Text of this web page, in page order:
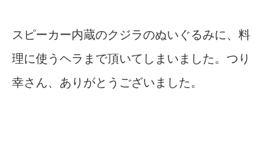
スピーカー内蔵のクジラのぬいぐるみに、料
理に使うヘラまで頂いてしまいました。つり
幸さん、ありがとうございました。